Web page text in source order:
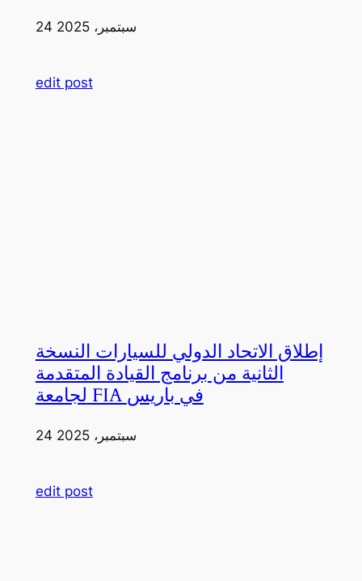
24 سبتمبر، 2025
edit post
إطلاق الاتحاد الدولي للسيارات النسخة
الثانية من برنامج القيادة المتقدمة
لجامعة FIA في باريس
24 سبتمبر، 2025
edit post